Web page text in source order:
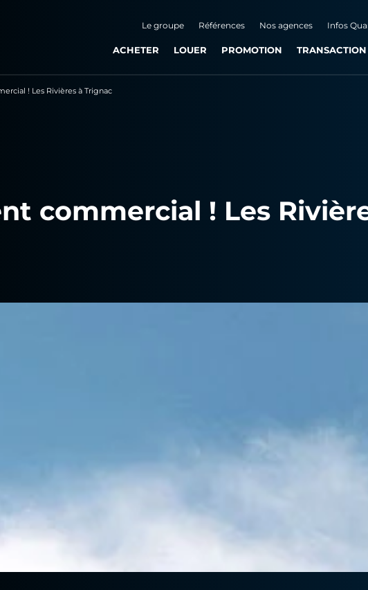
Le groupe Références Nos agences Infos
ACHETER LOUER PROMOTION TRANSACTION
! Les Rivières à Trignac
commercial ! Les